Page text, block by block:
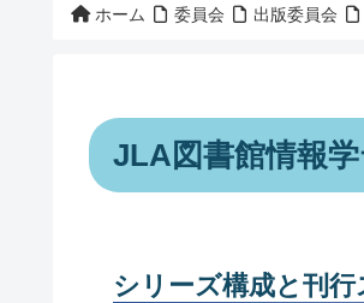
ホーム 委員会 出版委員会
JLA図書館情報
シリーズ構成と刊